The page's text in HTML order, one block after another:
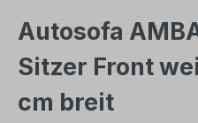
Autosofa
Sitzer Front
cm breit